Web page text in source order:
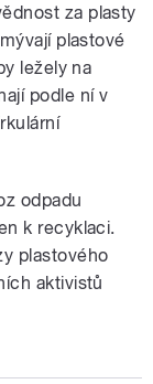
za plasty
plastové
ležely na
podle ní v
odpadu
k recyklaci.
plastového
aktivistů